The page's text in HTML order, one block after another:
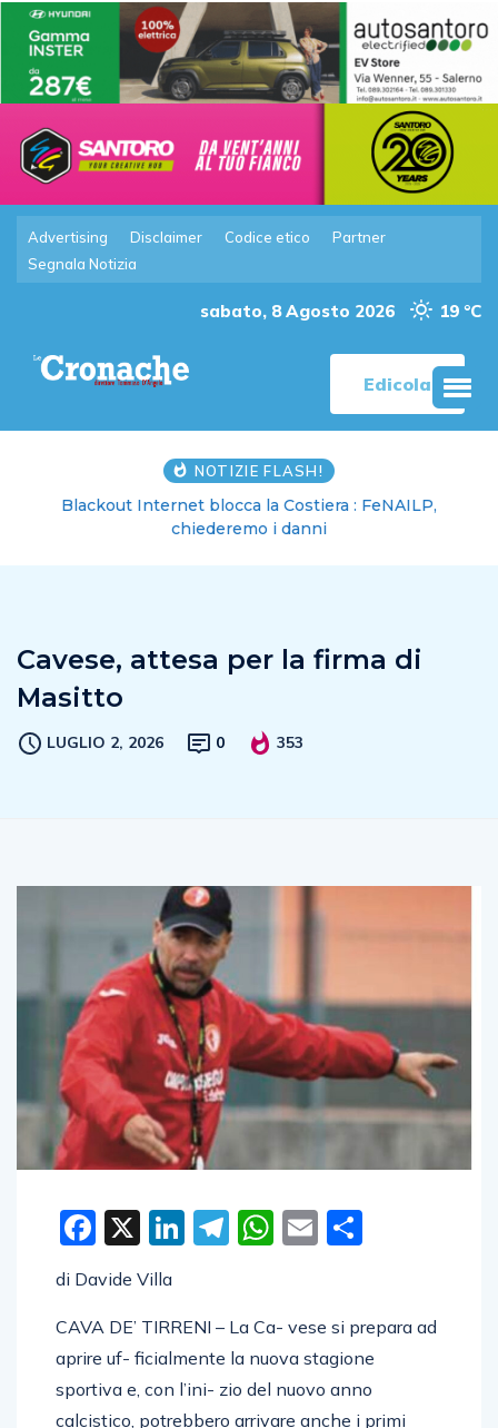
Advertising Disclaimer Codice etico
Partner
Segnala Notizia
sabato, 8 Agosto 2026 19 °C
Edicola
NOTIZIE FLASH!
Blackout Internet blocca la Costiera : FeNAILP,
chiederemo i danni
Cavese, attesa per la firma di
Masitto
LUGLIO 2, 2026 0 353
Facebook
X LinkedIn
Telegram
WhatsApp
Email
di Davide Villa
CAVA DE’ TIRRENI – La Ca- vese si prepara ad
aprire uf- ficialmente la nuova stagione
sportiva e, con l’ini- zio del nuovo anno
calcistico, potrebbero arrivare anche i primi